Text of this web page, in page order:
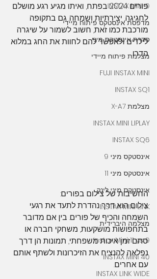
INSTAX MINI 9
מדפסת אינסטקס פיתוח מיידי
סדרת אינסטקס מיני
מצלמת פיתוח מיידי
FUJI INSTAX MINI
INSTAX SQ1
מצלמת X-A7
INSTAX MINI LIPLAY
INSTAX SQ6
אינסטקס מיני 9
אינסטקס מיני 11
אינסטקס מיני לינק
INSTAX MINI LINK
מצלמה היברידית
Instax Mini 11 vs 9
INSTAX MINI 40
INSTAX LINK WIDE
פורים 2024 בפתח, ואיתו מגיע רגע מושלם
לחגיגה, יצירתיות ושמחה. גם בתקופה
מורכבת כמו זאת, חשוב לשמור על שיגרה
לילדים ולאפשר להם לחוות את החג במלוא
הדרו.
החשיבות של צילום בפורים:
צילום הוא דרך נהדרת לתעד את רגעי
השמחה והכיף של פורים. בין אם מדובר
בתחפושות מושקעות, משחקי חברה או
סתם זמן איכות משפחתי, תמונות הן דרך
נפלאה להנציח את הזיכרונות ולשתף אותם
עם אחרים.